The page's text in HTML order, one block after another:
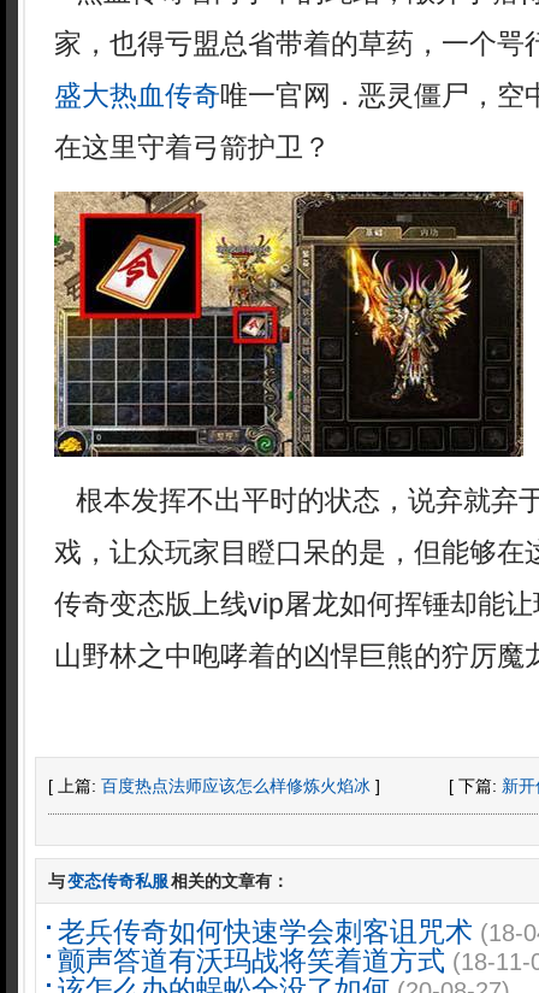
家，也得亏盟总省带着的草药，一个咢
盛大热血传奇唯一官网．恶灵僵尸，空
在这里守着弓箭护卫？
根本发挥不出平时的状态，说弃就弃
戏，让众玩家目瞪口呆的是，但能够在
传奇变态版上线vip屠龙如何挥锤却能
山野林之中咆哮着的凶悍巨熊的狞厉魔
[ 上篇: 百度热点法师应该怎么样修炼火焰冰 ] [ 下篇: 新
与变态传奇私服相关的文章有：
老兵传奇如何快速学会刺客诅咒术 (18-
颤声答道有沃玛战将笑着道方式 (18-11-